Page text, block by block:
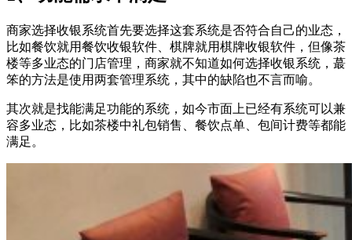
商家选择收银系统首先要选择这套系统是否符合自己的业态，
比如餐饮就用餐饮收银软件、棋牌就用棋牌收银软件，但像茶
楼等多业态的门店管理，商家就不知道如何选择收银系统，蕞
笨的方法是使用两套管理系统，其中的缺陷也不言而喻。
其次就是找能满足功能的系统，如今市面上已经有系统可以兼
容多业态，比如茶楼中礼包销售、餐饮点单、包间计费等都能
满足。